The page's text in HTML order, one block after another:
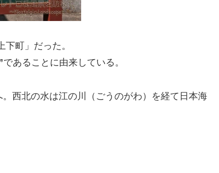
町」だった。
であることに由来している。
西北の水は江の川（ごうのがわ）を経て日本海